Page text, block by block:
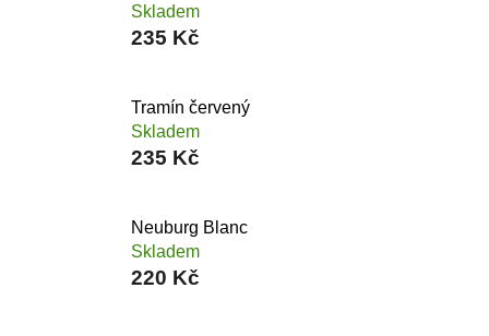
Skladem
235 Kč
Tramín červený
Skladem
235 Kč
Neuburg Blanc
Skladem
220 Kč